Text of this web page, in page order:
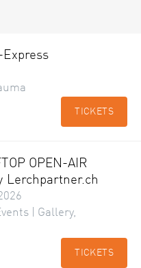
TICKETS
OPEN-AIR
Lerchpartner.ch
| Gallery,
TICKETS